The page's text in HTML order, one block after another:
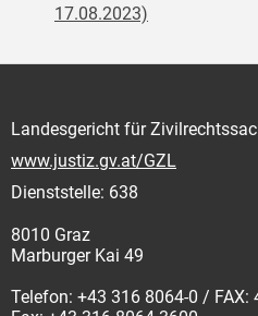
17.08.2023)
Landesgericht für
www.justiz.gv.at/GZL
Dienststelle: 638
8010 Graz
Marburger Kai 49
Telefon: +43 316 8064-0 / FAX: